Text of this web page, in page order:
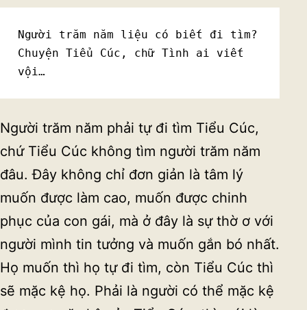
Người trăm năm liệu có biết đi tìm?
Chuyện Tiểu Cúc, chữ Tình ai viết
vội…
Người trăm năm phải tự đi tìm Tiểu Cúc,
chứ Tiểu Cúc không tìm người trăm năm
đâu. Đây không chỉ đơn giản là tâm lý
muốn được làm cao, muốn được chinh
phục của con gái, mà ở đây là sự thờ ơ với
người mình tin tưởng và muốn gắn bó nhất.
Họ muốn thì họ tự đi tìm, còn Tiểu Cúc thì
sẽ mặc kệ họ. Phải là người có thể mặc kệ